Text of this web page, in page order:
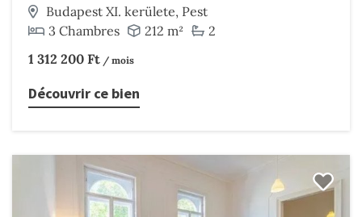
Budapest XI. kerülete, Pest
3 Chambres
212 m²
2
1 312 200 Ft / mois
Découvrir ce bien